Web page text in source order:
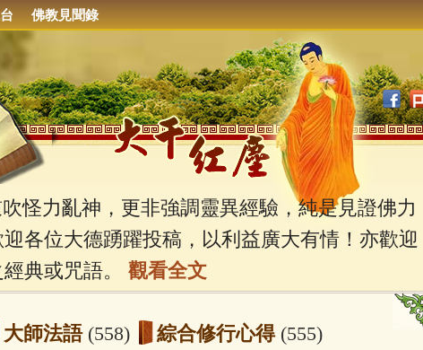
佛教見聞錄
力亂神，更非強調靈異經驗，純是見證佛力
各位大德踴躍投稿，以利益廣大有情！亦歡迎
典或咒語。 觀看全文
大師法語 (558) 綜合修行心得 (555)